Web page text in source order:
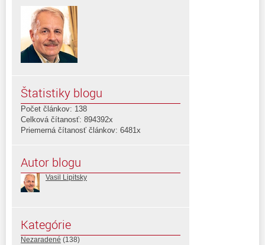
Štatistiky blogu
Počet článkov: 138
Celková čítanosť: 894392x
Priemerná čítanosť článkov: 6481x
Autor blogu
Vasil Lipitsky
Kategórie
Nezaradené (138)